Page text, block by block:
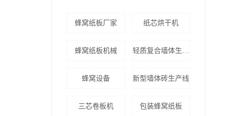
蜂窝纸板厂家 纸芯烘干机
蜂窝纸板机械 轻质复合墙体生产线
蜂窝设备 新型墙体砖生产线
三芯卷板机 包装蜂窝纸板